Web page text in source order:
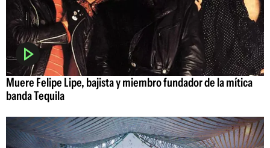
Muere Felipe Lipe, bajista y miembro fundador de la mítica
banda Tequila